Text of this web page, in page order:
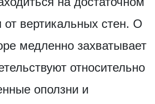
от вертикальных стен. О
медленно захватывает
относительно
оползни и